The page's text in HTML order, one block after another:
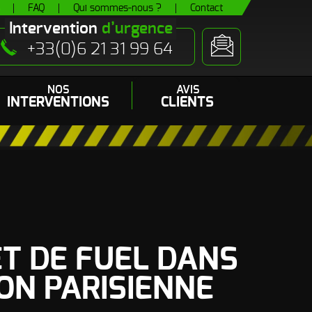
FAQ Qui sommes-nous ? Contact
Intervention d’urgence
+33(0)6 21 31 99 64
(pipi de chats)
autres Rongeurs
NOS
INTERVENTIONS
AVIS
CLIENTS
DE FUEL DANS
PARISIENNE